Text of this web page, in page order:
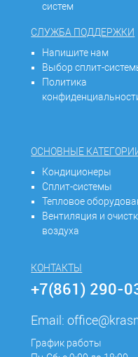
систем
СЛУЖБА ПОДДЕРЖКИ
Напишите нам
Выбор сплит-
Политика
ОСНОВНЫЕ
Кондиционеры
Сплит-системы
Тепловое
Вентиляция и
воздуха
КОНТАКТЫ
+7(861) 290-
Email:
График работы